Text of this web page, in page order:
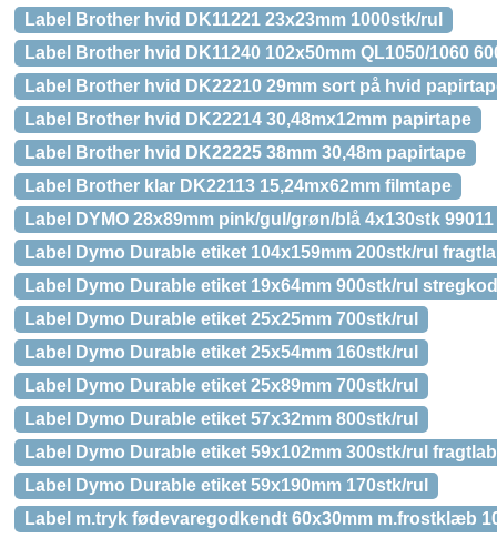
Label Brother hvid DK11221 23x23mm 1000stk/rul
Label Brother hvid DK11240 102x50mm QL1050/1060
Label Brother hvid DK22210 29mm sort på hvid
Label Brother hvid DK22214 30,48mx12mm papirtape
Label Brother hvid DK22225 38mm 30,48m papirtape
Label Brother klar DK22113 15,24mx62mm filmtape
Label DYMO 28x89mm pink/gul/grøn/blå 4x130stk 99011
Label Dymo Durable etiket 104x159mm 200stk/rul
Label Dymo Durable etiket 19x64mm 900stk/rul
Label Dymo Durable etiket 25x25mm 700stk/rul
Label Dymo Durable etiket 25x54mm 160stk/rul
Label Dymo Durable etiket 25x89mm 700stk/rul
Label Dymo Durable etiket 57x32mm 800stk/rul
Label Dymo Durable etiket 59x102mm 300stk/rul
Label Dymo Durable etiket 59x190mm 170stk/rul
Label m.tryk fødevaregodkendt 60x30mm m.frostklæb